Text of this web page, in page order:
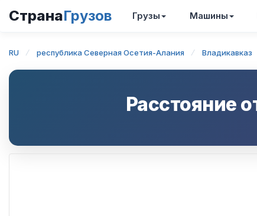
СтранаГрузов Грузы Машины
RU республика Северная Осетия-Алания Владикавказ
Расстояние